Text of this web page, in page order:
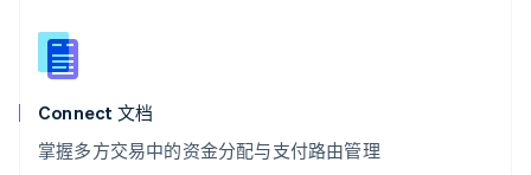
Connect 文档
掌握多方交易中的资金分配与支付路由管理
新西兰
English
匈牙利
English
ItalianoEnglish